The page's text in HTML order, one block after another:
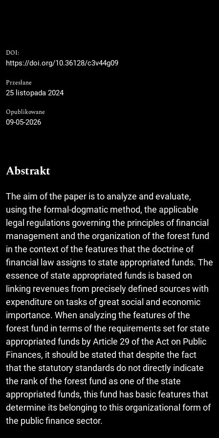
DOI:
https://doi.org/10.36128/c3v44g09
Przesłane
25 listopada 2024
Opublikowane
09-05-2026
Abstrakt
The aim of the paper is to analyze and evaluate,
using the formal-dogmatic method, the applicable
legal regulations governing the principles of financial
management and the organization of the forest fund
in the context of the features that the doctrine of
financial law assigns to state appropriated funds. The
essence of state appropriated funds is based on
linking revenues from precisely defined sources with
expenditure on tasks of great social and economic
importance. When analyzing the features of the
forest fund in terms of the requirements set for state
appropriated funds by Article 29 of the Act on Public
Finances, it should be stated that despite the fact
that the statutory standards do not directly indicate
the rank of the forest fund as one of the state
appropriated funds, this fund has basic features that
determine its belonging to this organizational form of
the public finance sector.